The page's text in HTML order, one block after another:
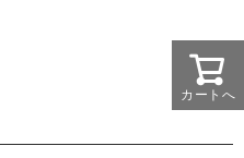
カートへ